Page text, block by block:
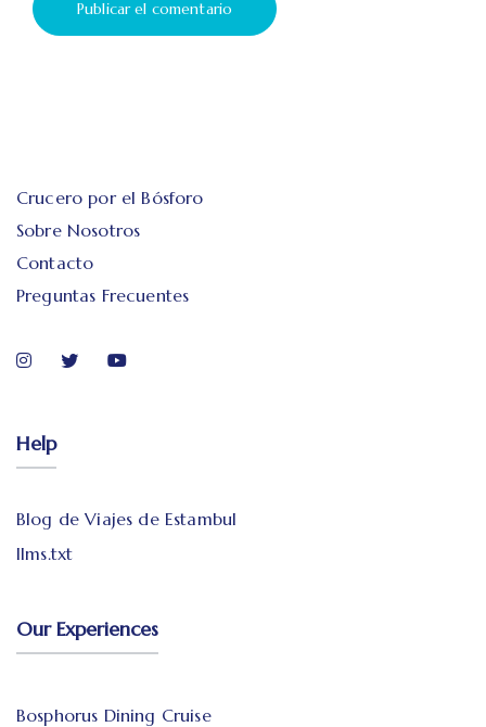
Crucero por el Bósforo
Sobre Nosotros
Contacto
Preguntas Frecuentes
Help
Blog de Viajes de Estambul
llms.txt
Our Experiences
Bosphorus Dining Cruise